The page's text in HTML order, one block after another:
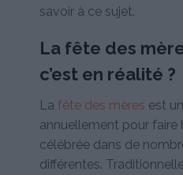
savoir à ce sujet.
La fête des
c’est en réalité ?
La fête des mères est
annuellement pour faire
célébrée dans de
différentes.